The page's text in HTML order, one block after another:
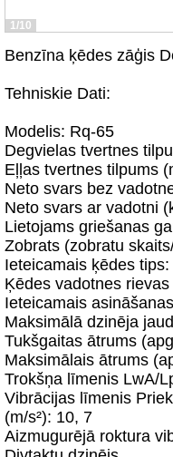
1/10
Benzīna ķēdes zāģis
Tehniskie Dati:
Modelis: Rq-65
Degvielas tvertnes
Eļļas tvertnes tilpums
Neto svars bez
Neto svars ar vadotni
Lietojams griešanas
Zobrats (zobratu
Ieteicamais ķēdes
Ķēdes vadotnes
Ieteicamais
Maksimālā dzinēja
Tukšgaitas ātrums
Maksimālais ātrums
Trokšņa līmenis LwA/
Vibrācijas līmenis
(m/s²): 10, 7
Aizmugurējā roktura